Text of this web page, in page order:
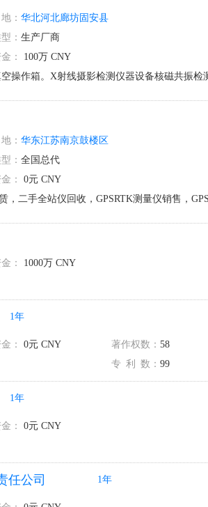
地： 华北河北廊坊固安县
： 生产厂商
：
100万 CNY
操作箱。X射线摄影检测仪器设备核磁共振检
地： 华东江苏南京鼓楼区
： 全国总代
：
0元 CNY
，二手全站仪回收，GPSRTK测量仪销售，
： 1000万 CNY
1年
： 0元 CNY 著作权数： 58
专 利 数： 99
1年
： 0元 CNY
任公司 1年